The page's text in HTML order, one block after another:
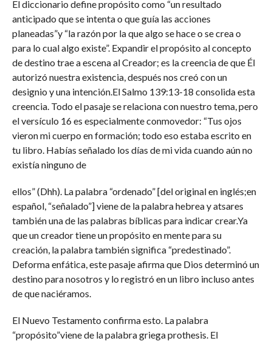
El diccionario define propósito como “un resultado
anticipado que se intenta o que guía las acciones
planeadas”y “la razón por la que algo se hace o se crea o
para lo cual algo existe”. Expandir el propósito al concepto
de destino trae a escena al Creador; es la creencia de que Él
autorizó nuestra existencia, después nos creó con un
designio y una intención.El Salmo 139:13-18 consolida esta
creencia. Todo el pasaje se relaciona con nuestro tema, pero
el versículo 16 es especialmente conmovedor: “Tus ojos
vieron mi cuerpo en formación; todo eso estaba escrito en
tu libro. Habías señalado los días de mi vida cuando aún no
existía ninguno de
ellos” (Dhh). La palabra “ordenado” [del original en inglés;en
español, “señalado”] viene de la palabra hebrea y atsares
también una de las palabras bíblicas para indicar crear.Ya
que un creador tiene un propósito en mente para su
creación, la palabra también significa “predestinado”.
Deforma enfática, este pasaje afirma que Dios determinó un
destino para nosotros y lo registró en un libro incluso antes
de que naciéramos.
El Nuevo Testamento confirma esto. La palabra
“propósito”viene de la palabra griega prothesis. El